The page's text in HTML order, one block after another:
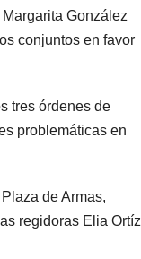
González
conjuntos en favor
tres órdenes de
problemáticas en
de Armas,
regidoras Elia Ortíz